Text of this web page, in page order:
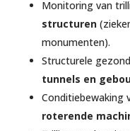
Monitoring van
structuren
monumenten).
Structurele
tunnels en
Conditiebewaking
roterende